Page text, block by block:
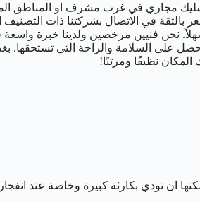
مجاري في غرب مشرف او المناطق
في الاتصال بشركتنا ذات التصنيف
نحن فنيين مرخصين ولدينا خبرة
على السلامة والراحة التي
المكان نظيفًا ومرتبًا!
تودي بكارثة كبيرة وخاصة عند انفجار